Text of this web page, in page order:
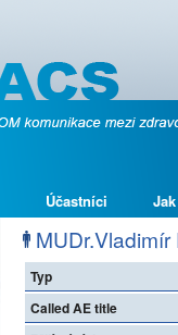
Účastníci
MUDr.Vladimír
Typ
Called AE title